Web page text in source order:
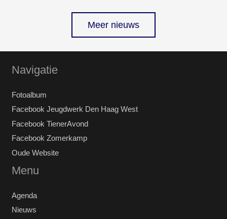
Meer nieuws
Navigatie
Fotoalbum
Facebook Jeugdwerk Den Haag West
Facebook TienerAvond
Facebook Zomerkamp
Oude Website
Menu
Agenda
Nieuws